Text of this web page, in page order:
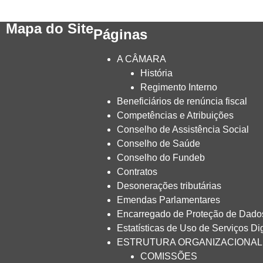
Mapa do SitePáginas
A CÂMARA
História
Regimento Interno
Beneficiários de renúncia fiscal
Competências e Atribuições
Conselho de Assistência Social
Conselho de Saúde
Conselho do Fundeb
Contratos
Desonerações tributárias
Emendas Parlamentares
Encarregado de Proteção de
Estatísticas de Uso de Serviços
ESTRUTURA ORGANIZACIONAL
COMISSÕES